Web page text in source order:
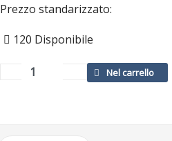
Prezzo standarizzato:
120 Disponibile